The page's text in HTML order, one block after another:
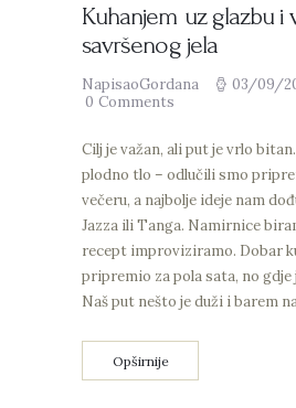
Kuhanjem uz glazbu i
savršenog jela
NapisaoGordana
03/09/
0 Comments
Cilj je važan, ali put je vrlo
plodno tlo – odlučili smo
večeru, a najbolje ideje nam
Jazza ili Tanga. Namirnice
recept improviziramo. Dobar
pripremio za pola sata, no gdje
Naš put nešto je duži i barem
Opširnije